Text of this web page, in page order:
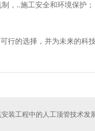
，..施工安全和环境保护
行的选择，并为未来的科